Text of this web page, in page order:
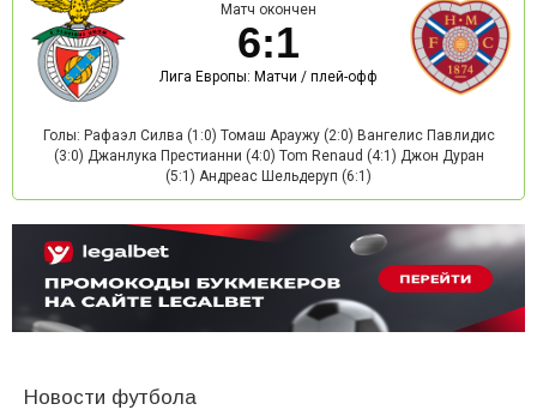
Матч окончен
6:1
Лига Европы: Матчи / плей-офф
Голы: Рафаэл Силва (1:0) Томаш Араужу (2:0) Вангелис Павлидис
(3:0) Джанлука Престианни (4:0) Tom Renaud (4:1) Джон Дуран
(5:1) Андреас Шельдеруп (6:1)
Новости футбола